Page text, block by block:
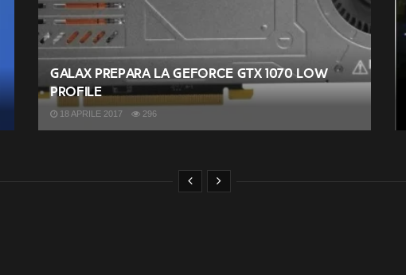
Galax prepara la GeForce GTX 1070 low
profile
18 APRILE 2017 296